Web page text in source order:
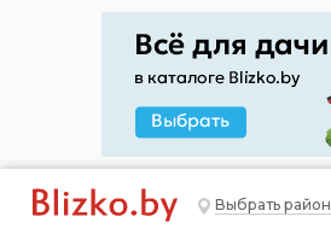
Выбрать район